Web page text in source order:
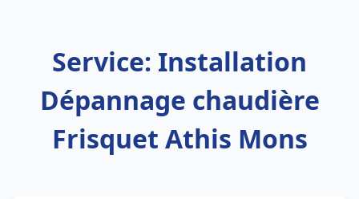
Service: Installation
Dépannage chaudière
Frisquet Athis Mons